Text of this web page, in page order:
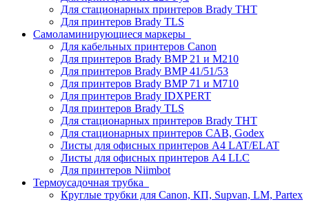
Для стационарных принтеров Brady THT
Для принтеров Brady TLS
Самоламинирующиеся маркеры
Для кабельных принтеров Canon
Для принтеров Brady BMP 21 и M210
Для принтеров Brady BMP 41/51/53
Для принтеров Brady BMP 71 и M710
Для принтеров Brady IDXPERT
Для принтеров Brady TLS
Для стационарных принтеров Brady THT
Для стационарных принтеров CAB, Godex
Листы для офисных принтеров А4 LAT/ELAT
Листы для офисных принтеров А4 LLC
Для принтеров Niimbot
Термоусадочная трубка
Круглые трубки для Canon, КП, Supvan, LM, Partex